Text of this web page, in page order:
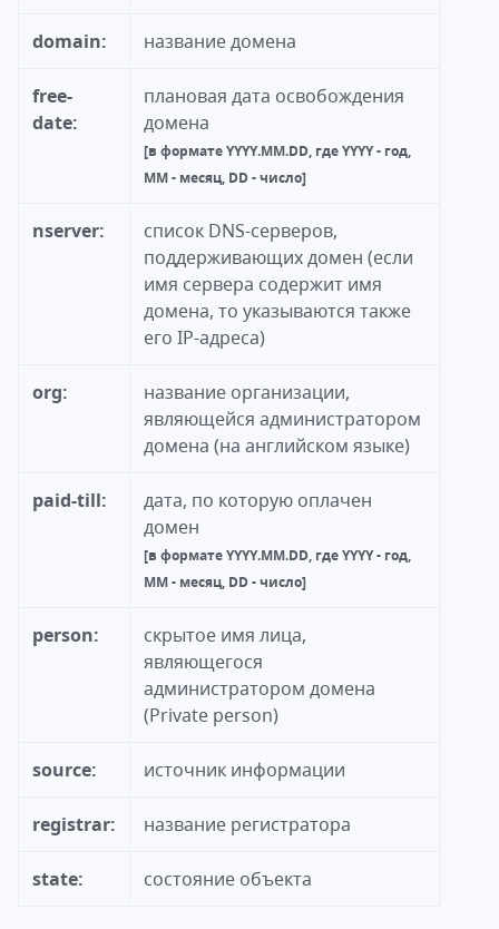
domain: название домена
free-
date:
плановая дата освобождения
домена
[в формате YYYY.MM.DD, где YYYY - год,
MM - месяц, DD - число]
nserver:
список DNS-серверов,
поддерживающих домен (если
имя сервера содержит имя
домена, то указываются также
его IP-адреса)
org:
название организации,
являющейся администратором
домена (на английском языке)
paid-till:
дата, по которую оплачен
домен
[в формате YYYY.MM.DD, где YYYY - год,
MM - месяц, DD - число]
person:
скрытое имя лица,
являющегося
администратором домена
(Privatе person)
source: источник информации
registrar: название регистратора
state: состояние объекта